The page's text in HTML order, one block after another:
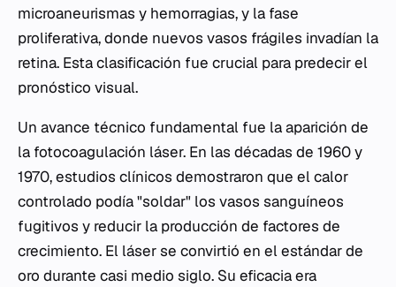
microaneurismas y hemorragias, y la fase
proliferativa, donde nuevos vasos frágiles invadían la
retina. Esta clasificación fue crucial para predecir el
pronóstico visual.
Un avance técnico fundamental fue la aparición de
la fotocoagulación láser. En las décadas de 1960 y
1970, estudios clínicos demostraron que el calor
controlado podía "soldar" los vasos sanguíneos
fugitivos y reducir la producción de factores de
crecimiento. El láser se convirtió en el estándar de
oro durante casi medio siglo. Su eficacia era